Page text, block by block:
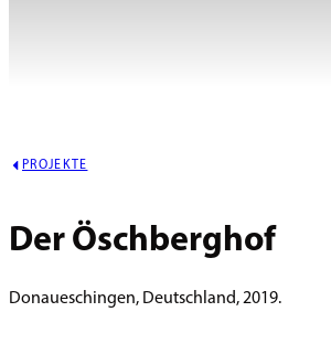
PROJEKTE
Der Öschberghof
Donaueschingen, Deutschland, 2019.